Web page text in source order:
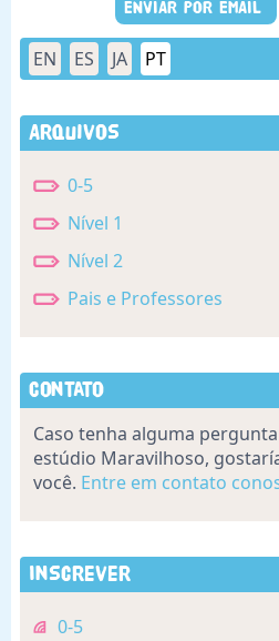
ENVIAR POR EMAIL
EN ES JA PT
Arquivos
0-5
Nível 1
Nível 2
Pais e Professores
Contato
Caso tenha alguma
estúdio Maravilhoso,
você. Entre em contato
Inscrever
0-5